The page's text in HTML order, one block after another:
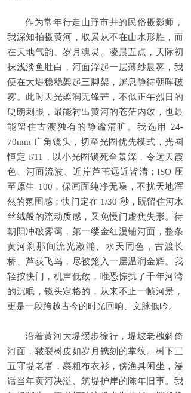
作为常年行走山野市井的民俗摄影师，
我深知拍摄黄河，取景从不在山水形胜，而
在天地气韵、岁月魂灵。凌晨五点，天际初
抹浅淡鱼肚白，河面浮起一层薄纱晨雾，我
便在大堤稳稳架起三脚架，屏息静待朝晖破
雾。此时天光柔润无锋芒，不似正午烈日的
硬朗刺眼，最能衬出黄河的苍茫内敛，也最
能留住古渡独有的静谧清旷。我选用 24-
70mm 广角镜头，切至光圈优先模式，光圈
恒定 f/11，以小光圈锁死全景深，令远天霞
色、河面流波、近岸芦苇远近皆清；ISO 压
至原生 100，保画面纯净无噪，不扰天地浑
然的氛围感；快门定在 1/30 秒，既留住河水
丝绒般的流动质感，又免慢门虚焦失形。待
朝阳冲破雾霭，第一缕金红漫铺河面，整条
黄河刹那间流光潋滟、水天同色，古渡长
桥、芦荻飞鸟，尽被笼入一层温润金辉。我
轻按快门，机声低敛，唯恐惊扰了千年河湾
的沉眠，镜头定格的，从来不止一帧河景，
更是一段跨越古今的时光回响、文脉低吟。
沿着黄河大堤缓步徐行，堤坡老槐斜倚
河面，皲裂树皮如岁月镌刻的掌纹。树下三
五守堤老者，裹粗布衣衫，傍渔具闲坐，漫
话当年黄河决溢、筑堤护岸的陈年旧事。我